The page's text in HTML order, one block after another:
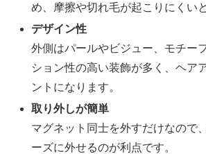
め、摩擦や切れ毛が起こりにくい
デザイン性
外側はパールやビジュー、モチー
ション性の高い装飾が多く、ヘア
ントになります。
取り外しが簡単
マグネット同士を外すだけなので
ーズに外せるのが利点です。